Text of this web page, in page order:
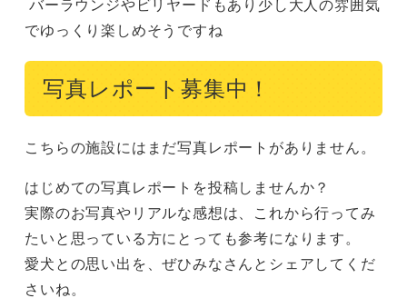
でゆっくり楽しめそうですね
写真レポート募集中！
こちらの施設にはまだ写真レポートがありません。
はじめての写真レポートを投稿しませんか？
実際のお写真やリアルな感想は、これから行ってみ
たいと思っている方にとっても参考になります。
愛犬との思い出を、ぜひみなさんとシェアしてくだ
さいね。